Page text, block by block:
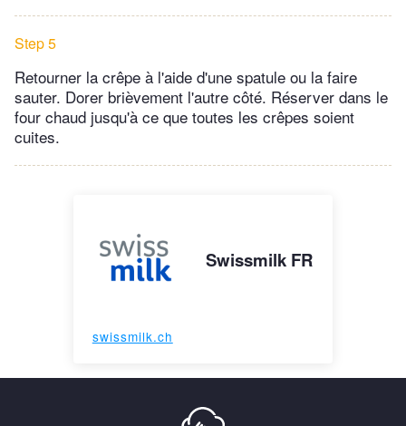
Step 5
Retourner la crêpe à l'aide d'une spatule ou la faire
sauter. Dorer brièvement l'autre côté. Réserver dans le
four chaud jusqu'à ce que toutes les crêpes soient
cuites.
Swissmilk FR
swissmilk.ch